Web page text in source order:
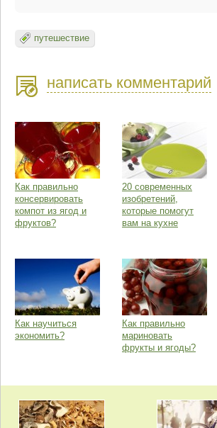
путешествие
написать комментарий
Как правильно
консервировать
компот из ягод и
фруктов?
20 современных
изобретений,
которые помогут
вам на кухне
Как научиться
экономить?
Как правильно
мариновать
фрукты и ягоды?